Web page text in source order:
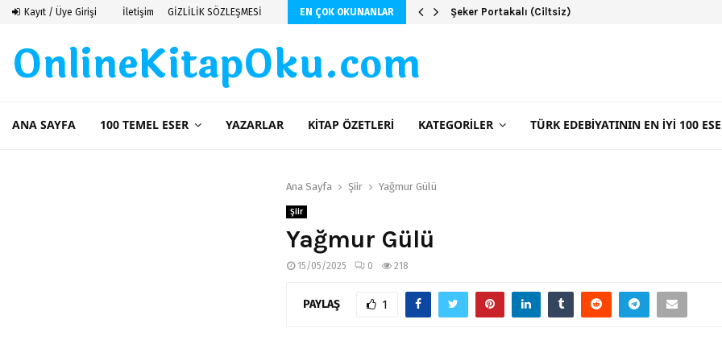
Kayıt / Üye Girişi İletişim GİZLİLİK SÖZLEŞMESİ EN ÇOK OKUNANLAR Şeker Portakalı (Ciltsiz)
Üç Kız Kardeş – İclal Aydın
OnlineKitapOku.com
ANA SAYFA 100 TEMEL ESER YAZARLAR KITAP ÖZETLERI KATEGORILER TÜRK EDEBIYATININ EN İYI 100
Ana Sayfa Şiir Yağmur Gülü
Şiir
Yağmur Gülü
15/05/2025 0 218
PAYLAŞ 1